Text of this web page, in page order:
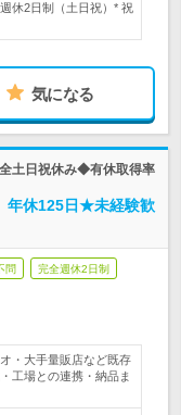
休2日制（土日祝）* 祝
気になる
土日祝休み◆有休取得率
年休125日★未経験歓
問 完全週休2日制
・大手量販店など既存
工場との連携・納品ま